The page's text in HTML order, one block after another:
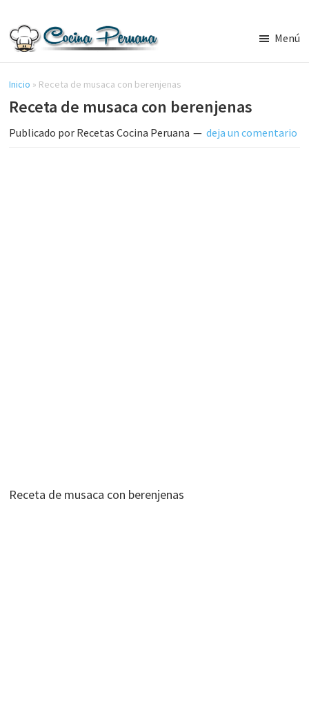
contenido
lateral
principal
Cocina
Peruana,
Recetas
de
Comida
Menú
Inicio » Receta de musaca con berenjenas
Receta de musaca con berenjenas
Publicado por Recetas Cocina Peruana deja un comentario
Receta de musaca con berenjenas